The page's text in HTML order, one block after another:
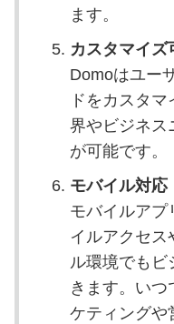
ます。
カスタマイズ
Domoはユー
ドをカスタ
界やビジネス
が可能です。
モバイル対応
モバイルアプ
イルアクセス
ル環境でもビ
きます。い
ケティングや